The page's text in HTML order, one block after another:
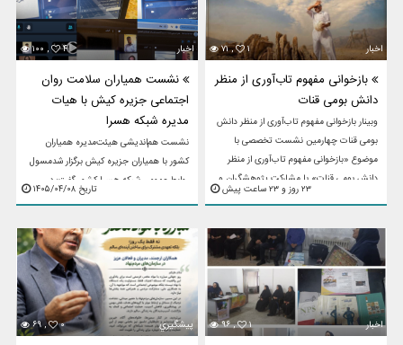
۷۱ , ۱ اخبار
بازخوانی مفهوم تاب‌آوری از منظر
دانش بومی قنات
وبینار بازخوانی مفهوم تاب‌آوری از منظر دانش
بومی قنات چهارمین نشست تخصصی با
موضوع «بازخوانی مفهوم تاب‌آوری از منظر
دانش بومی قنات» با مشارکت پژوهشگران و
۲۳ روز و ۲۳ ساعت پیش
۱۰۰ , ۴ اخبار
نشست همیاران سلامت روان
اجتماعی جزیره کیش با هیات
مدیره شبکه هسرا
نشست هم‌اندیشی هیئت‌مدیره همیاران
کشور با همیاران جزیره کیش برگزار شدمسول
روابط عمومی شبکه هسرا کشور گفت؛ در
تاریخ هشتم تیرماه در فضای آرام و پویا‌ی
تاریخ ۱۴۰۵/۰۴/۰۸
۹۶ , ۱ اخبار ۶۹ , ۰ پيشگيري